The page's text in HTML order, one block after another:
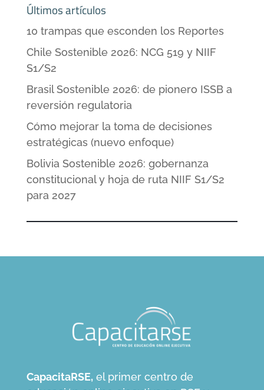
Últimos artículos
10 trampas que esconden los Reportes
Chile Sostenible 2026: NCG 519 y NIIF
S1/S2
Brasil Sostenible 2026: de pionero ISSB a
reversión regulatoria
Cómo mejorar la toma de decisiones
estratégicas (nuevo enfoque)
Bolivia Sostenible 2026: gobernanza
constitucional y hoja de ruta NIIF S1/S2
para 2027
CapacitaRSE, el primer centro de